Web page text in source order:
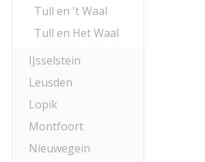
Tull en 't Waal
Tull en Het Waal
IJsselstein
Leusden
Lopik
Montfoort
Nieuwegein